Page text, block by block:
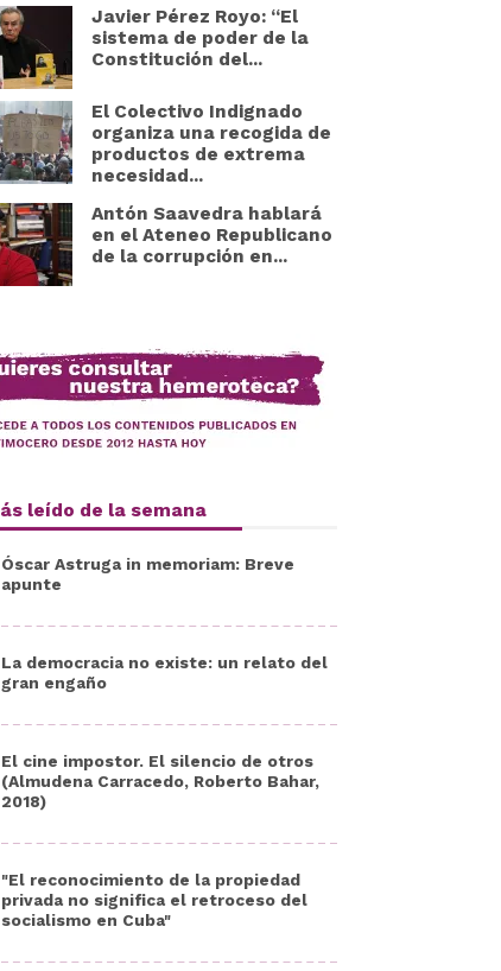
Javier Pérez Royo: “El
sistema de poder de la
Constitución del...
El Colectivo Indignado
organiza una recogida de
productos de extrema
necesidad...
Antón Saavedra hablará
en el Ateneo Republicano
de la corrupción en...
leído de la semana
Óscar Astruga in memoriam: Breve
apunte
La democracia no existe: un relato del
gran engaño
El cine impostor. El silencio de otros
(Almudena Carracedo, Roberto Bahar,
2018)
"El reconocimiento de la propiedad
privada no significa el retroceso del
socialismo en Cuba"